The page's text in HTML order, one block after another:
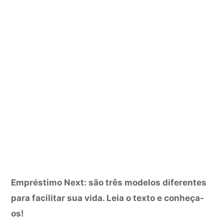
Empréstimo Next: são três modelos diferentes
para facilitar sua vida. Leia o texto e conheça-
os!